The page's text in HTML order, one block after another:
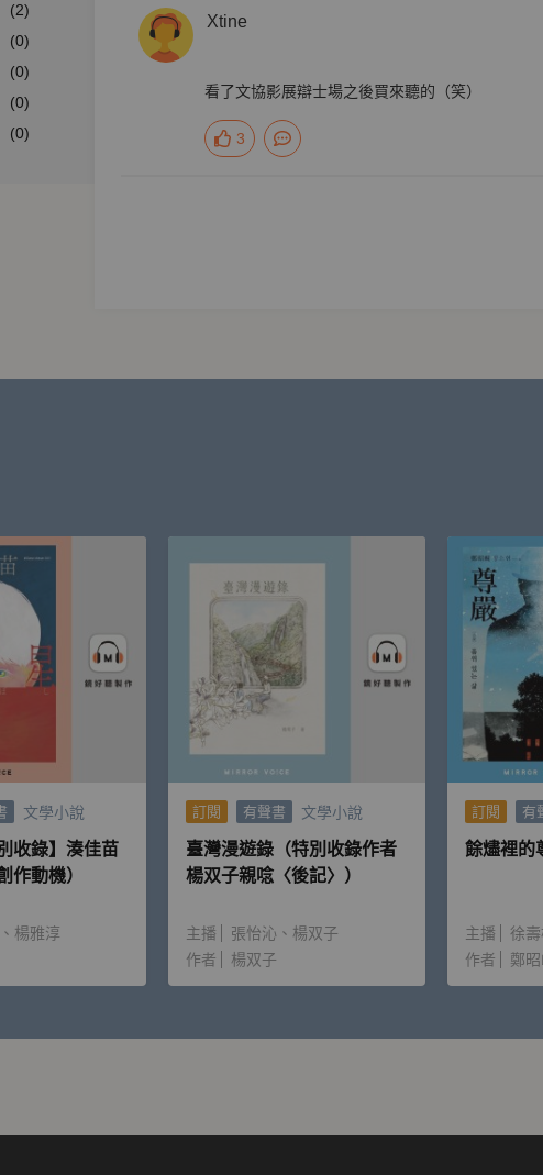
越級申訴》時，請務必正襟危坐克制情緒，以免嘴角失守造成無賴
討厭他，肯定他或否定他，太宰的作品總會有一種不可思議的魔
五所川原市）。為日本無賴派文學大師，其1935年的作品《逆行》
八歲的生命裡，始終走不出情愛糾葛及憂鬱、死亡的陰影，多次自
東京三鷹玉川上水投河自盡，兩人的遺體於太宰一週後的生日當天
宰治自殺事件的連結太過緊密，眾人對太宰治留下憂鬱自私、一心
者獲得勇氣的翻案故事，不僅細膩呈現了太宰治對於世界的愛與疑
(2)
(0)
(0)
(0)
(0)
Xtine
看了文協影展辯士場之後買來聽的（笑）
3
文學小說
收錄】湊佳苗
作動機）
楊雅淳
訂閱 有聲書 文學小說
臺灣漫遊錄（特別收錄作者
楊双子親唸〈後記〉）
主播 張怡沁
楊双子
作者
楊双子
訂閱 有
餘燼裡的
主播
徐
作者
鄭